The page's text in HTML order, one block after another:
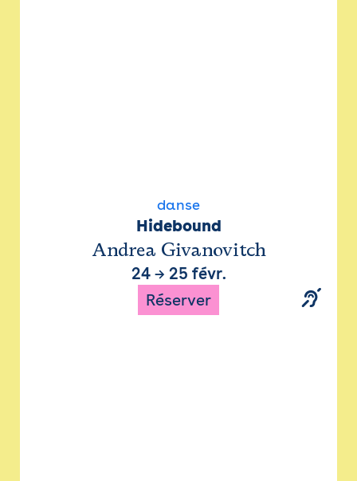
danse
Hidebound
Andrea Givanovitch
24→ 25 févr.
Réserver